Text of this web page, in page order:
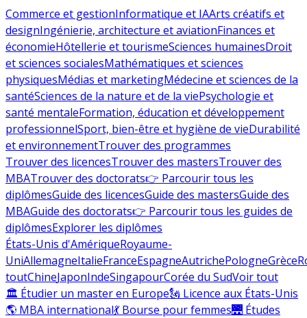
Commerce et gestionInformatique et IAArts créatifs et
designIngénierie, architecture et aviationFinances et
économieHôtellerie et tourismeSciences humainesDroit
et sciences socialesMathématiques et sciences
physiquesMédias et marketingMédecine et sciences de la
santéSciences de la nature et de la viePsychologie et
santé mentaleFormation, éducation et développement
professionnelSport, bien-être et hygiène de vieDurabilité
et environnementTrouver des programmes
Trouver des licencesTrouver des mastersTrouver des
MBATrouver des doctorats👉 Parcourir tous les
diplômesGuide des licencesGuide des mastersGuide des
MBAGuide des doctorats👉 Parcourir tous les guides de
diplômesExplorer les diplômes
États-Unis d'AmériqueRoyaume-
UniAllemagneItalieFranceEspagneAutrichePologneGrèce
toutChineJaponIndeSingapourCorée du SudVoir tout
🏛 Étudier un master en Europe🗽 Licence aux États-Unis
🌎 MBA international💃 Bourse pour femmes🌉 Études